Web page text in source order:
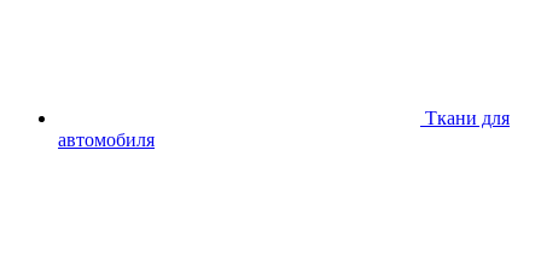
Ткани для
автомобиля